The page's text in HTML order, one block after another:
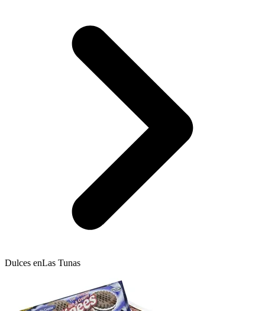
Dulces enLas Tunas